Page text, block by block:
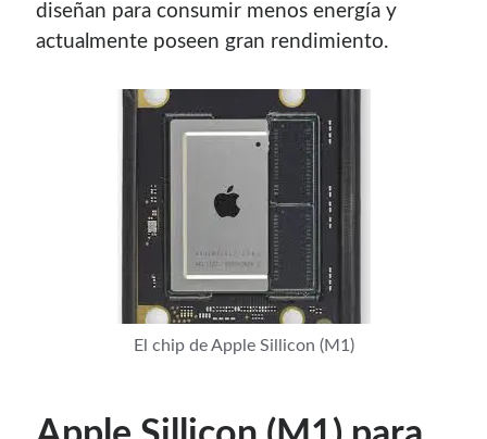
diseñan para consumir menos energía y
actualmente poseen gran rendimiento.
El chip de Apple Sillicon (M1)